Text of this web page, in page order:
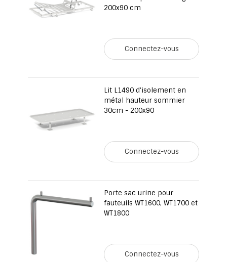
200x90 cm
Connectez-vous
Lit L1490 d'isolement en
métal hauteur sommier
30cm - 200x90
Connectez-vous
Porte sac urine pour
fauteuils WT1600, WT1700 et
WT1800
Connectez-vous